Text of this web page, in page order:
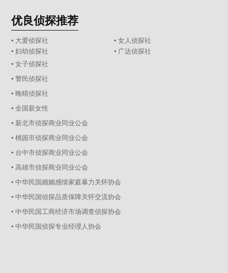
优良侦探推荐
▪ 大爱侦探社
▪ 女人侦探社
▪ 妇幼侦探社
▪ 广达侦探社
▪ 女子侦探社
▪ 警民侦探社
▪ 晚晴侦探社
▪ 全国新女性
▪ 新北市侦探商业同业公会
▪ 桃园市侦探商业同业公会
▪ 台中市侦探商业同业公会
▪ 高雄市侦探商业同业公会
▪ 中华民国婚姻感情家庭暴力关怀协会
▪ 中华民国侦探品质保障关怀交流协会
▪ 中华民国工商经济市场调查侦探协会
▪ 中华民国侦探专业经理人协会